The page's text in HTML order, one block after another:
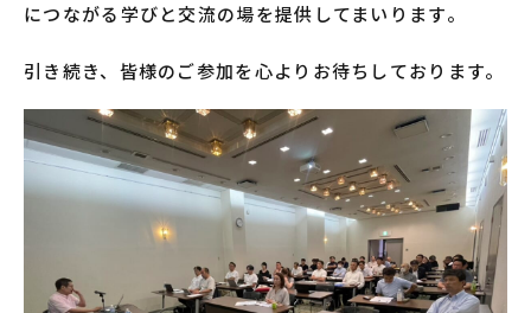
につながる学びと交流の場を提供してまいります。
引き続き、皆様のご参加を心よりお待ちしております。